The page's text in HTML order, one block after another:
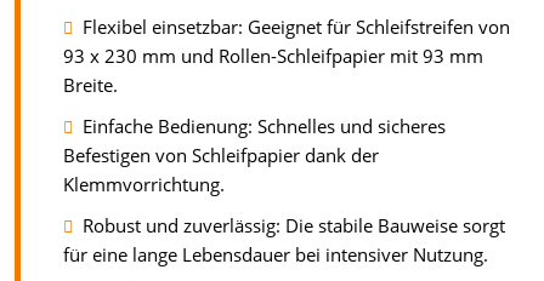
Flexibel einsetzbar: Geeignet für Schleifstreifen von
93 x 230 mm und Rollen-Schleifpapier mit 93 mm
Breite.
Einfache Bedienung: Schnelles und sicheres
Befestigen von Schleifpapier dank der
Klemmvorrichtung.
Robust und zuverlässig: Die stabile Bauweise sorgt
für eine lange Lebensdauer bei intensiver Nutzung.